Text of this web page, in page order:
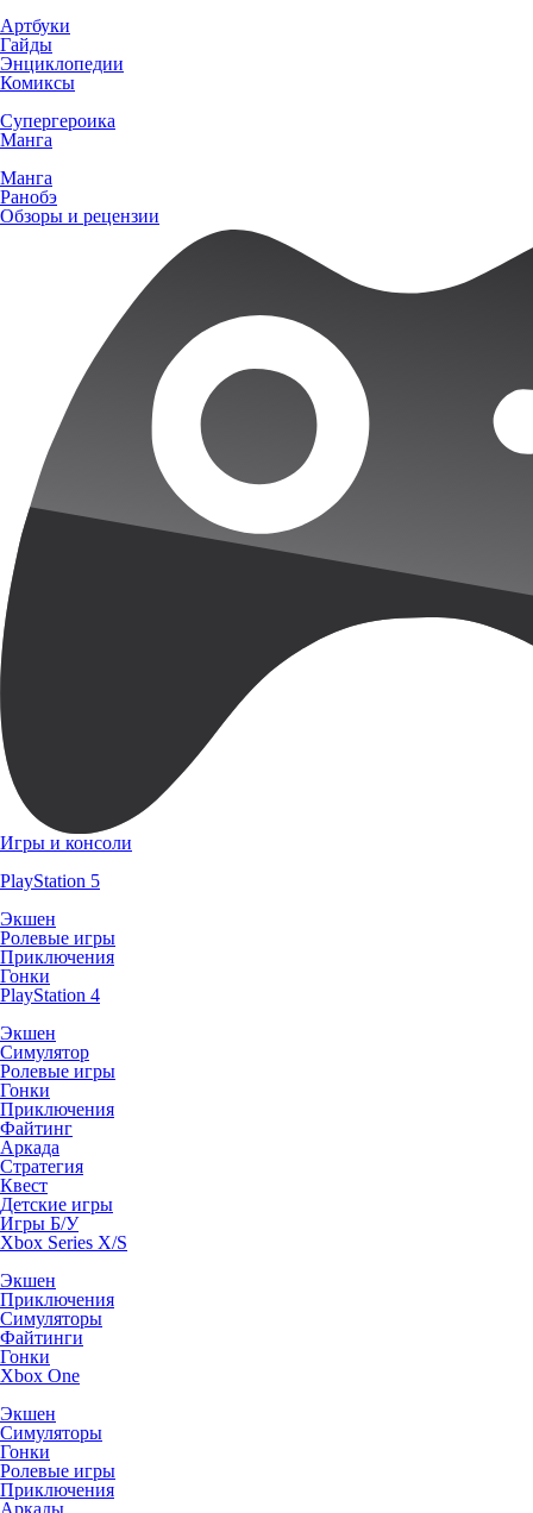
Артбуки
Гайды
Энциклопедии
Комиксы
Супергероика
Манга
Манга
Ранобэ
Обзоры и рецензии
Игры и консоли
PlayStation 5
Экшен
Ролевые игры
Приключения
Гонки
PlayStation 4
Экшен
Симулятор
Ролевые игры
Гонки
Приключения
Файтинг
Аркада
Стратегия
Квест
Детские игры
Игры Б/У
Xbox Series X/S
Экшен
Приключения
Симуляторы
Файтинги
Гонки
Xbox One
Экшен
Симуляторы
Гонки
Ролевые игры
Приключения
Аркады